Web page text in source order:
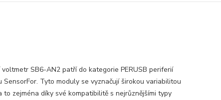
voltmetr SB6-AN2 patří do kategorie PERUSB periferií
SensorFor. Tyto moduly se vyznačují širokou variabilitou
to zejména díky své kompatibilitě s nejrůznějšími typy